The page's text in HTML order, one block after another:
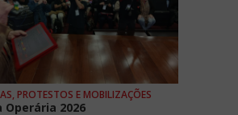
PROTESTOS E MOBILIZAÇÕES
Operária 2026